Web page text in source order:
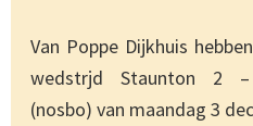
Van Poppe Dijkhuis
wedstrjd Staunton 2 –
(nosbo) van maandag 3